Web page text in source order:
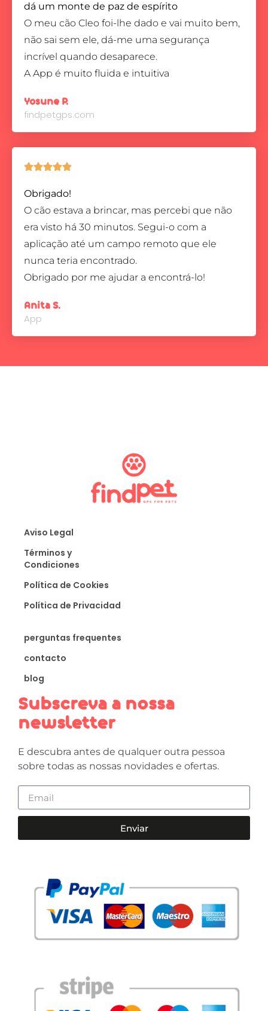
dá um monte de paz de espírito
O meu cão Cleo foi-lhe dado e vai muito bem,
não sai sem ele, dá-me uma segurança
incrível quando desaparece.
A App é muito fluida e intuitiva
Yosune P.
findpetgps.com

Obrigado!
O cão estava a brincar, mas percebi que não
era visto há 30 minutos. Segui-o com a
aplicação até um campo remoto que ele
nunca teria encontrado.
Obrigado por me ajudar a encontrá-lo!
Anita S.
App
Aviso Legal
Términos y
Condiciones
Política de Cookies
Política de Privacidad
perguntas frequentes
contacto
blog
Subscreva a nossa
newsletter
E descubra antes de qualquer outra pessoa
sobre todas as nossas novidades e ofertas.
Enviar